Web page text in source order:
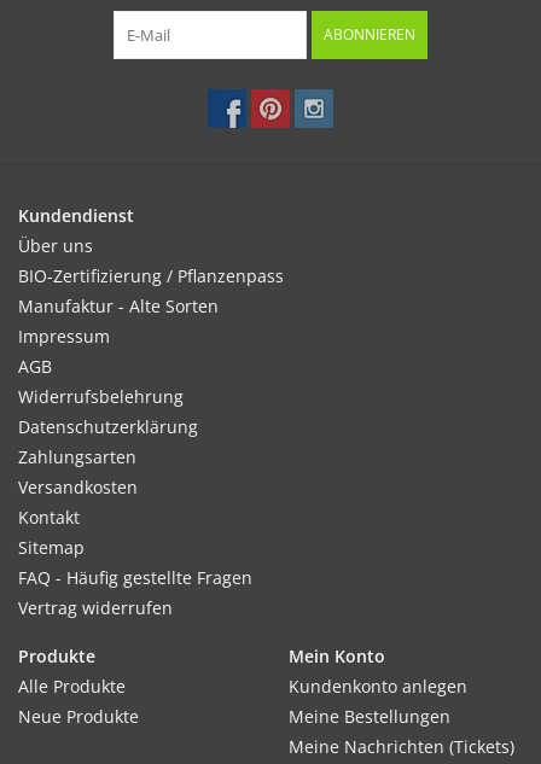
ABONNIEREN
Kundendienst
Über uns
BIO-Zertifizierung / Pflanzenpass
Manufaktur - Alte Sorten
Impressum
AGB
Widerrufsbelehrung
Datenschutzerklärung
Zahlungsarten
Versandkosten
Kontakt
Sitemap
FAQ - Häufig gestellte Fragen
Vertrag widerrufen
Produkte
Alle Produkte
Neue Produkte
Mein Konto
Kundenkonto anlegen
Meine Bestellungen
Meine Nachrichten (Tickets)